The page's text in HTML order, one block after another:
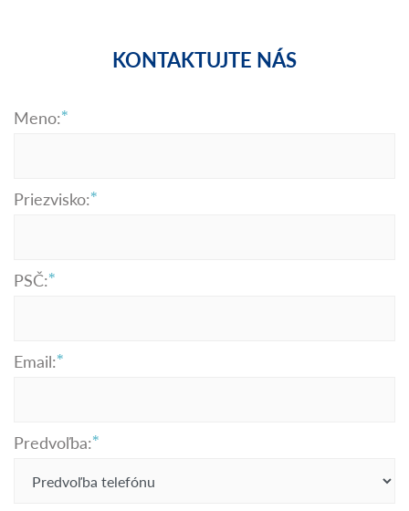
KONTAKTUJTE NÁS
Meno:
Priezvisko:
PSČ:
Email:
Predvoľba: